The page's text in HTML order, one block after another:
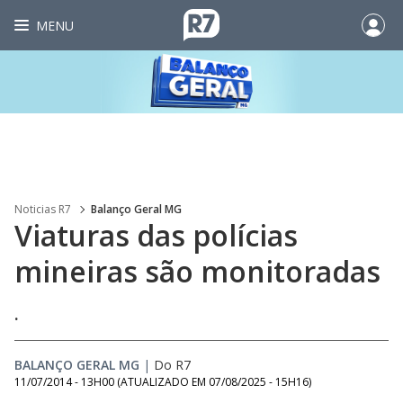
MENU
Noticias R7 Balanço Geral MG
Viaturas das polícias
mineiras são monitoradas
.
BALANÇO GERAL MG | Do R7
11/07/2014 - 13H00 (ATUALIZADO EM 07/08/2025 - 15H16)